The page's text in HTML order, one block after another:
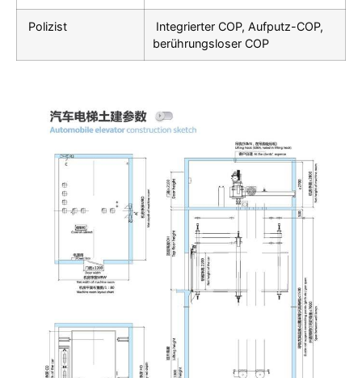
Polizist
Integrierter COP, Aufputz-COP,
berührungsloser COP